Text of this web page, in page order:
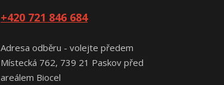
+420 721 846 684
Adresa odběru - volejte předem
Místecká 762, 739 21 Paskov před
areálem Biocel